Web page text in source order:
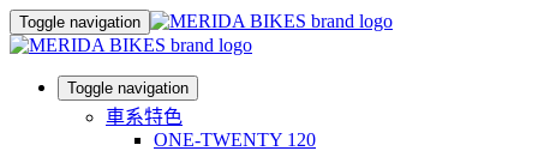
Toggle navigation
Toggle navigation
車系特色
ONE-TWENTY 120